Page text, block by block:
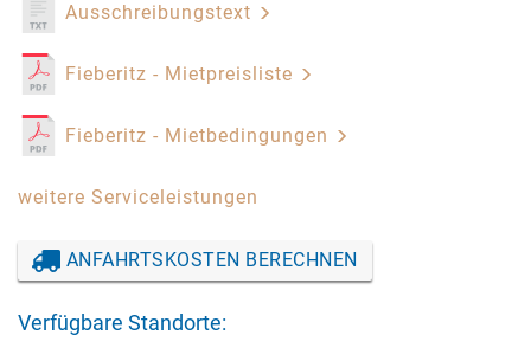
Ausschreibungstext
Fieberitz - Mietpreisliste
Fieberitz - Mietbedingungen
weitere Serviceleistungen
ANFAHRTSKOSTEN BERECHNEN
Verfügbare Standorte: